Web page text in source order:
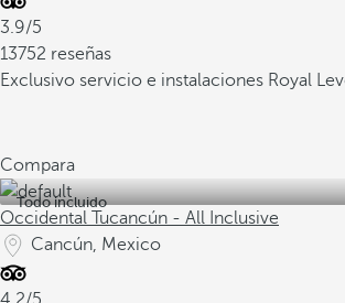
3.9/5
13752 reseñas
Exclusivo servicio e instalaciones Royal
Compara
Todo incluido
Occidental Tucancún - All Inclusive
Cancún, Mexico